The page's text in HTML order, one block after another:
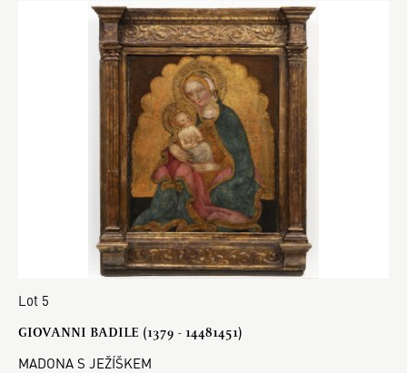
Lot 5
GIOVANNI BADILE (1379 - 14481451)
MADONA S JEŽÍŠKEM